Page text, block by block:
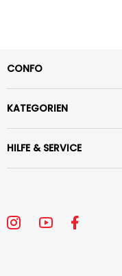
CONFO
KATEGORIEN
HILFE & SERVICE